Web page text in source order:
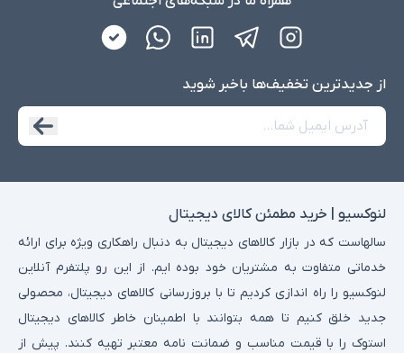
از جدید‌ترین تخفیف‌ها با‌خبر شوید
لنوکسیو | خرید مطمئن کالای دیجیتال
سالهاست که در بازار کالاهای دیجیتال به دنبال راهکاری ویژه برای ارائه
خدماتی متفاوت به مشتریان خود بوده ایم. از این رو پلتفرم آنلاین
لنوکسیو را راه اندازی کردیم تا با بروزرسانی کالاهای دیجیتال، محصولی
جدید خلق کنیم تا همه بتوانند با اطمینان خاطر کالاهای دیجیتال
استوک را با قیمت مناسب و ضمانت نامه معتبر تهیه کنند. پیش از